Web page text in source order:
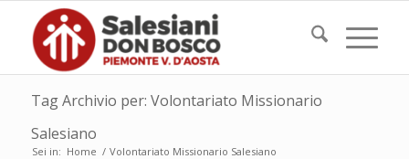
Tag Archivio per: Volontariato Missionario
Salesiano
Sei in: Home / Volontariato Missionario Salesiano